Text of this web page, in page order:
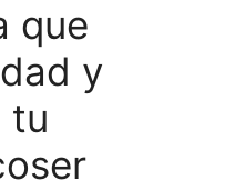
que
y
tu